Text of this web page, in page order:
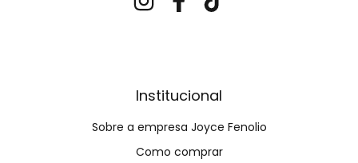
Institucional
Sobre a empresa Joyce Fenolio
Como comprar